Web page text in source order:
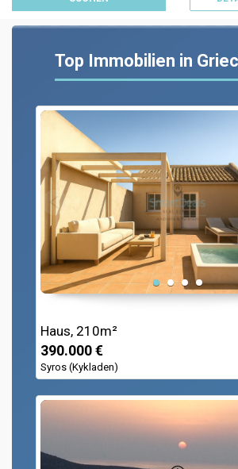
Top Immobilien in
Haus, 210m²
390.000 €
Syros (Kykladen)